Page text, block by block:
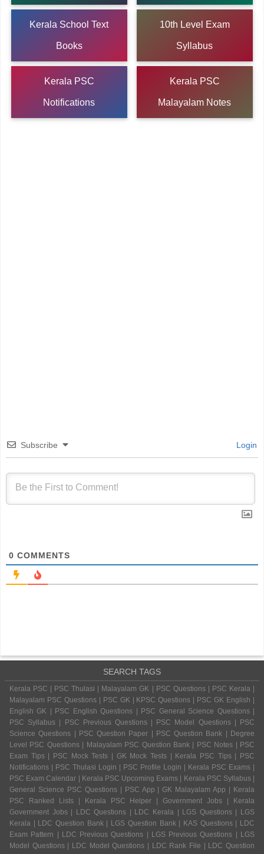
Kerala School Text
Books
10th Level Exam
Syllabus
Kerala PSC
Notifications
Kerala PSC
Malayalam Notes
Subscribe Login
0 COMMENTS
SEARCH TAGS
Kerala PSC | PSC Thulasi | Malayalam GK | PSC Questions | PSC Kerala |
Malayalam PSC Questions | PSC GK | KPSC Questions | PSC GK English |
English GK | PSC English Questions | PSC General Science Questions |
PSC Syllabus | PSC Previous Questions | PSC Model Questions | PSC
Science Questions | PSC Question Paper | PSC Question Bank | Degree
Level PSC Questions | Malayalam PSC Question Bank | PSC Notes | PSC
Exam Tips | PSC Mock Tests | GK Mock Tests | Kerala PSC Tips | PSC
Notifications | PSC Thulasi Login | PSC Profile Login | Kerala PSC Exams |
PSC Exam Calendar | Kerala PSC Upcoming Exams | Kerala PSC Syllabus |
General Science PSC Questions | PSC App | GK Malayalam App | Kerala
PSC Ranked Lists | Kerala PSC Helper | Government Jobs | Kerala
Government Jobs | LDC Questions | LDC Kerala | LGS Questions | LGS
Kerala | LDC Question Bank | LGS Question Bank | KAS Questions | LDC
Exam Pattern | LDC Previous Questions | LGS Previous Questions | LGS
Model Questions | LDC Model Questions | LDC Rank File | LDC Question